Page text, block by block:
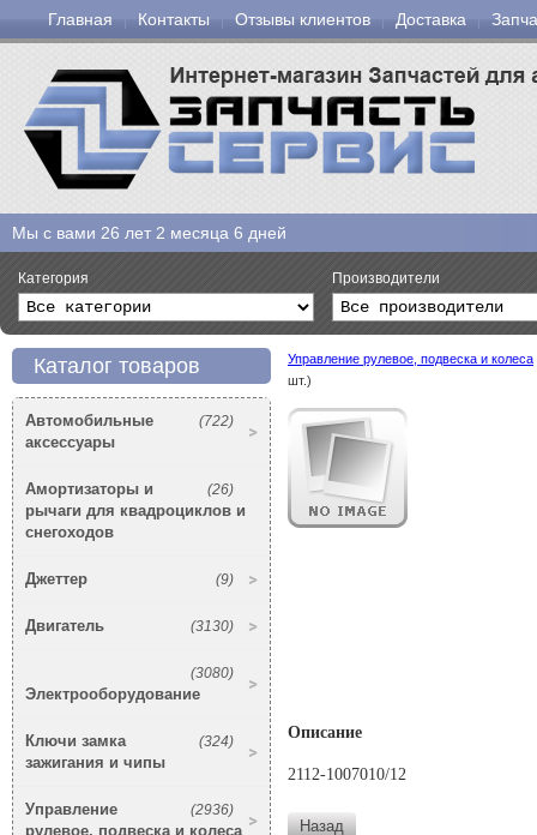
Главная Контакты Отзывы клиентов Доставка
Мы с вами 26 лет 2 месяца 6 дней
Категория Производители
Каталог товаров
(722)
Автомобильные
аксессуары
(26)
Амортизаторы и
рычаги для квадроциклов и
снегоходов
(9)
Джеттер
(3130)
Двигатель
(3080)
Электрооборудование
(324)
Ключи замка
зажигания и чипы
(2936)
Управление
рулевое, подвеска и колеса
Управление рулевое, подвеска и колеса
шт.)
Описание
2112-1007010/12